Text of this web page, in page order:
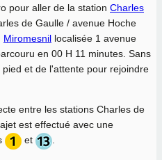
pour aller de la station Charles
de Gaulle / avenue Hoche
Miromesnil localisée 1 avenue
en 00 H 11 minutes. Sans
et de l'attente pour rejoindre
entre les stations Charles de
est effectué avec une
et .